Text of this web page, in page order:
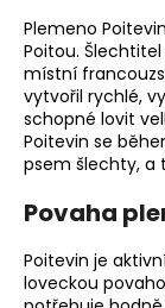
Plemeno
Poitou.
místní
vytvořil rychlé,
schopné lovit
Poitevin se
psem šlechty, a
Povaha
Poitevin je
loveckou
D
o
p
o